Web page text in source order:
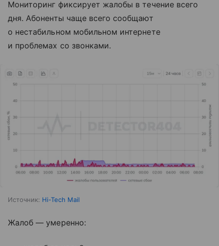
Мониторинг фиксирует жалобы в течение всего
дня. Абоненты чаще всего сообщают
о нестабильном мобильном интернете
и проблемах со звонками.
Источник: Hi-Tech Mail
Жалоб — умеренно: